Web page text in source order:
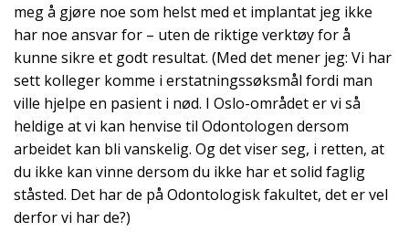
meg å gjøre noe som helst med et implantat jeg ikke
har noe ansvar for – uten de riktige verktøy for å
kunne sikre et godt resultat. (Med det mener jeg: Vi har
sett kolleger komme i erstatningssøksmål fordi man
ville hjelpe en pasient i nød. I Oslo-området er vi så
heldige at vi kan henvise til Odontologen dersom
arbeidet kan bli vanskelig. Og det viser seg, i retten, at
du ikke kan vinne dersom du ikke har et solid faglig
ståsted. Det har de på Odontologisk fakultet, det er vel
derfor vi har de?)